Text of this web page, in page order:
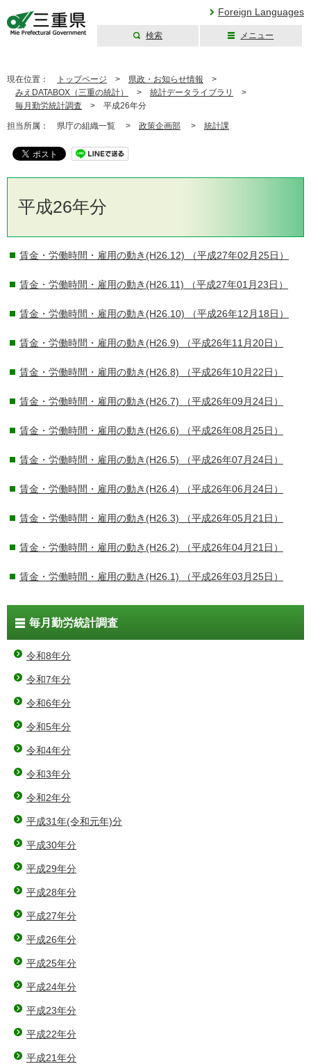
Foreign Languages
検索 メニュー
現在位置： トップページ > 県政・お知らせ情報 >
みえDATABOX（三重の統計）
> 統計データライブラリ
>
毎月勤労統計調査 > 平成26年分
担当所属： 県庁の組織一覧 > 政策企画部 > 統計課
平成26年分
賃金・労働時間・雇用の動き(H26.12) （平成27年02月25日）
賃金・労働時間・雇用の動き(H26.11) （平成27年01月23日）
賃金・労働時間・雇用の動き(H26.10) （平成26年12月18日）
賃金・労働時間・雇用の動き(H26.9) （平成26年11月20日）
賃金・労働時間・雇用の動き(H26.8) （平成26年10月22日）
賃金・労働時間・雇用の動き(H26.7) （平成26年09月24日）
賃金・労働時間・雇用の動き(H26.6) （平成26年08月25日）
賃金・労働時間・雇用の動き(H26.5) （平成26年07月24日）
賃金・労働時間・雇用の動き(H26.4) （平成26年06月24日）
賃金・労働時間・雇用の動き(H26.3) （平成26年05月21日）
賃金・労働時間・雇用の動き(H26.2) （平成26年04月21日）
賃金・労働時間・雇用の動き(H26.1) （平成26年03月25日）
毎月勤労統計調査
令和8年分
令和7年分
令和6年分
令和5年分
令和4年分
令和3年分
令和2年分
平成31年(令和元年)分
平成30年分
平成29年分
平成28年分
平成27年分
平成26年分
平成25年分
平成24年分
平成23年分
平成22年分
平成21年分